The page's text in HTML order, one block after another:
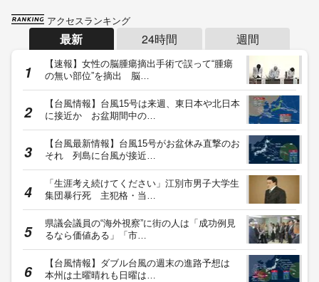
アクセスランキング
最新 24時間 週間
【速報】女性の脳腫瘍摘出手術で誤って“腫瘍
の無い部位”を摘出 脳…
【台風情報】台風15号は来週、東日本や北日本
に接近か お盆期間中の…
【台風最新情報】台風15号がお盆休み直撃のお
それ 列島に台風が接近…
「生涯考え続けてください」江別市男子大学生
集団暴行死 主犯格・当…
県議会議員の“海外視察”に街の人は「成功例見
るなら価値ある」「市…
【台風情報】ダブル台風の週末の進路予想は
本州は土曜晴れも日曜は…